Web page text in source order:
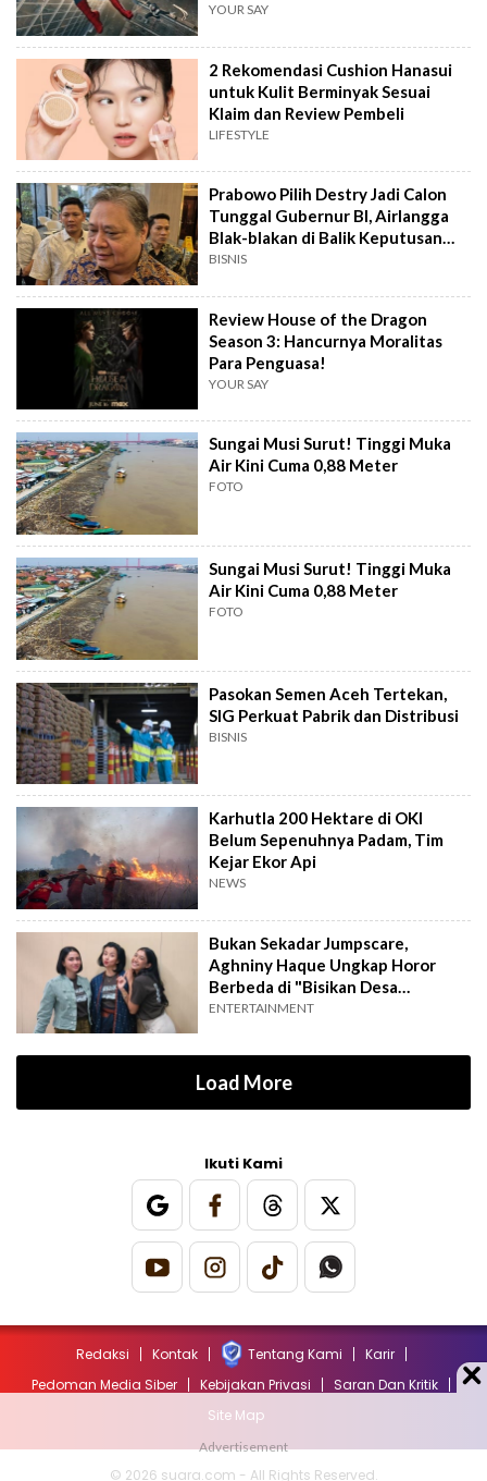
YOUR SAY
2 Rekomendasi Cushion Hanasui
untuk Kulit Berminyak Sesuai
Klaim dan Review Pembeli
LIFESTYLE
Prabowo Pilih Destry Jadi Calon
Tunggal Gubernur BI, Airlangga
Blak-blakan di Balik Keputusan
Ini?
BISNIS
Review House of the Dragon
Season 3: Hancurnya Moralitas
Para Penguasa!
YOUR SAY
Sungai Musi Surut! Tinggi Muka
Air Kini Cuma 0,88 Meter
FOTO
Sungai Musi Surut! Tinggi Muka
Air Kini Cuma 0,88 Meter
FOTO
Pasokan Semen Aceh Tertekan,
SIG Perkuat Pabrik dan Distribusi
BISNIS
Karhutla 200 Hektare di OKI
Belum Sepenuhnya Padam, Tim
Kejar Ekor Api
NEWS
Bukan Sekadar Jumpscare,
Aghniny Haque Ungkap Horor
Berbeda di "Bisikan Desa
Gringsing"
ENTERTAINMENT
Load More
Ikuti Kami
Redaksi Kontak Tentang Kami
Karir
Pedoman Media Siber
Kebijakan Privasi
Saran Dan Kritik
Site Map
© 2026 suara.com - All Rights Reserved.